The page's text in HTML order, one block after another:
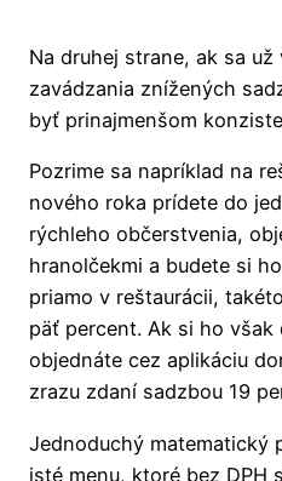
Na druhej strane, ak sa
zavádzania znížených
byť prinajmenšom
Pozrime sa napríklad na
nového roka prídete do
rýchleho občerstvenia,
hranolčekmi a budete si
priamo v reštaurácii,
päť percent. Ak si ho však
objednáte cez aplikáciu
zrazu zdaní sadzbou 19
Jednoduchý matematický
isté menu, ktoré bez DPH